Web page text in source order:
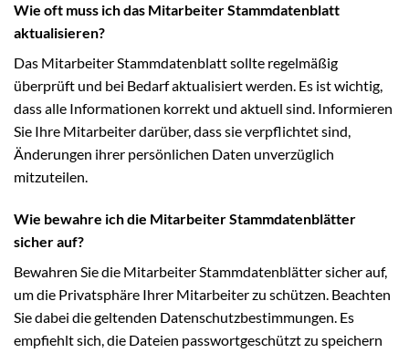
Wie oft muss ich das Mitarbeiter Stammdatenblatt
aktualisieren?
Das Mitarbeiter Stammdatenblatt sollte regelmäßig
überprüft und bei Bedarf aktualisiert werden. Es ist wichtig,
dass alle Informationen korrekt und aktuell sind. Informieren
Sie Ihre Mitarbeiter darüber, dass sie verpflichtet sind,
Änderungen ihrer persönlichen Daten unverzüglich
mitzuteilen.
Wie bewahre ich die Mitarbeiter Stammdatenblätter
sicher auf?
Bewahren Sie die Mitarbeiter Stammdatenblätter sicher auf,
um die Privatsphäre Ihrer Mitarbeiter zu schützen. Beachten
Sie dabei die geltenden Datenschutzbestimmungen. Es
empfiehlt sich, die Dateien passwortgeschützt zu speichern